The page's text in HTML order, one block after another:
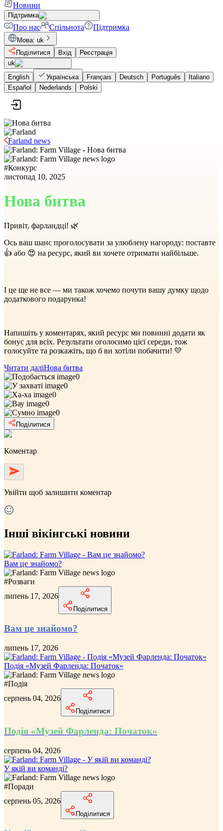
Новини
Підтримка
Про нас Спільнота Підтримка
Мова: uk
Поділитися
Вхід
Реєстрація
uk
English
Українська Français Deutsch Português
Italiano
Español
Nederlands Polski
Farland news
#Конкурс
листопад 10, 2025
Нова битва
Привіт, фарландці! 🌿
Ось ваш шанс проголосувати за улюблену нагороду: поставте
👍 або 😍 на ресурс, який ви хочете отримати найбільше.
І це ще не все — ми також хочемо почути вашу думку щодо
додаткового подарунка!
Напишіть у коментарях, який ресурс ми повинні додати як
бонус для всіх. Результати оголосимо цієї середи, тож
голосуйте та розкажіть, що б ви хотіли побачити! 💛
Читати даліНова битва
0
0
0
0
0
Поділитися
Коментар
Увійти щоб залишити коментар
Інші вікінгські новини
Вам це знайомо?
#Розваги
липень 17, 2026
Поділитися
Вам це знайомо?
липень 17, 2026
Подія «Музей Фарленда: Початок»
#Подія
серпень 04, 2026
Поділитися
Подія «Музей Фарленда: Початок»
серпень 04, 2026
У якій ви команді?
#Поради
серпень 05, 2026
Поділитися